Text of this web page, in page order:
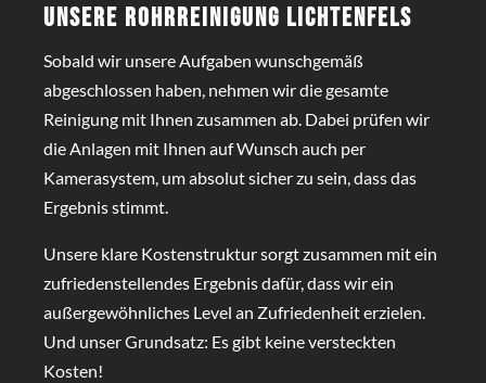
unsere Rohrreinigung Lichtenfels
Sobald wir unsere Aufgaben wunschgemäß
abgeschlossen haben, nehmen wir die gesamte
Reinigung mit Ihnen zusammen ab. Dabei prüfen wir
die Anlagen mit Ihnen auf Wunsch auch per
Kamerasystem, um absolut sicher zu sein, dass das
Ergebnis stimmt.
Unsere klare Kostenstruktur sorgt zusammen mit ein
zufriedenstellendes Ergebnis dafür, dass wir ein
außergewöhnliches Level an Zufriedenheit erzielen.
Und unser Grundsatz: Es gibt keine versteckten
Kosten!